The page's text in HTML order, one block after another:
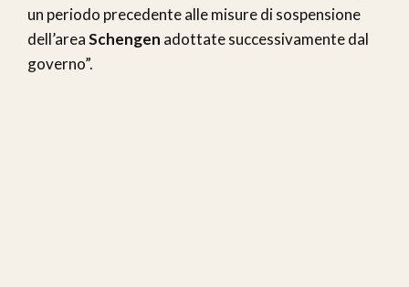
un periodo precedente alle misure di sospensione
dell’areaSchengen adottate successivamente dal
governo”.